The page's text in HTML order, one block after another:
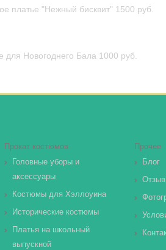
платье "Нежный бисквит" 1500 руб.
для Новогоднего Бала 1000 руб.
Прокат костюмов
Головные уборы и
аксессуары
Костюмы для Хэллоуина
Исторические костюмы
Платья на школьный
выпускной
Прочее
Блог